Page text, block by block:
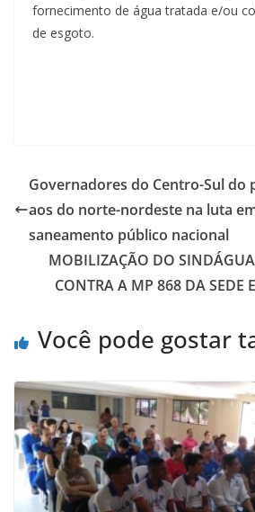
fornecimento de água tratada e/ou
de esgoto.
Governadores do Centro-Sul do
aos do norte-nordeste na luta
saneamento público nacional
MOBILIZAÇÃO DO
CONTRA A MP 868 DA SEDE
Você pode gostar